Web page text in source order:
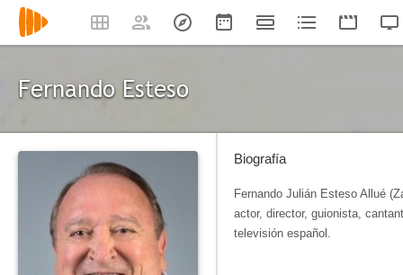
Fernando Esteso
Biografía
Fernando Julián Esteso Allué
actor, director, guionista,
televisión español.